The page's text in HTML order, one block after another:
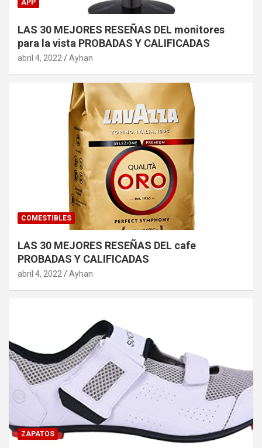
APP
LAS 30 MEJORES RESEÑAS DEL monitores
para la vista PROBADAS Y CALIFICADAS
abril 4, 2022 Ayhan
COMESTIBLES
LAS 30 MEJORES RESEÑAS DEL cafe
PROBADAS Y CALIFICADAS
abril 4, 2022 Ayhan
ZAPATOS